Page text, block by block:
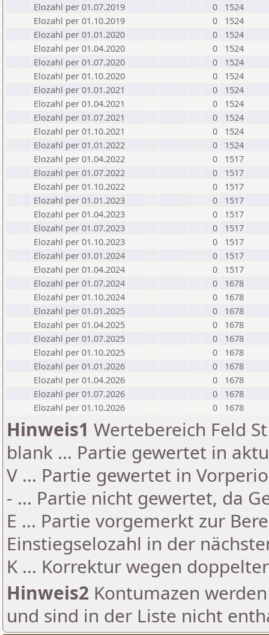
Elozahl per 01.07.2019
0
1524
Elozahl per 01.10.2019
0
1524
Elozahl per 01.01.2020
0
1524
Elozahl per 01.04.2020
0
1524
Elozahl per 01.07.2020
0
1524
Elozahl per 01.10.2020
0
1524
Elozahl per 01.01.2021
0
1524
Elozahl per 01.04.2021
0
1524
Elozahl per 01.07.2021
0
1524
Elozahl per 01.10.2021
0
1524
Elozahl per 01.01.2022
0
1524
Elozahl per 01.04.2022
0
1517
Elozahl per 01.07.2022
0
1517
Elozahl per 01.10.2022
0
1517
Elozahl per 01.01.2023
0
1517
Elozahl per 01.04.2023
0
1517
Elozahl per 01.07.2023
0
1517
Elozahl per 01.10.2023
0
1517
Elozahl per 01.01.2024
0
1517
Elozahl per 01.04.2024
0
1517
Elozahl per 01.07.2024
0
1678
Elozahl per 01.10.2024
0
1678
Elozahl per 01.01.2025
0
1678
Elozahl per 01.04.2025
0
1678
Elozahl per 01.07.2025
0
1678
Elozahl per 01.10.2025
0
1678
Elozahl per 01.01.2026
0
1678
Elozahl per 01.04.2026
0
1678
Elozahl per 01.07.2026
0
1678
Elozahl per 01.10.2026
0 1678
Hinweis1 Wertebereich Feld
blank ... Partie gewertet in
V ... Partie gewertet in
- ... Partie nicht gewertet, da
E ... Partie vorgemerkt zur
Einstiegselozahl in der
K ... Korrektur wegen
Hinweis2 Kontumazen
und sind in der Liste nicht